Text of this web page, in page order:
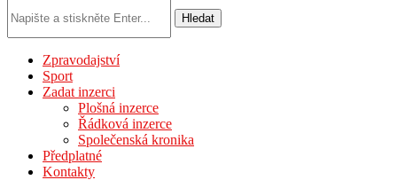
Hledat
Zpravodajství
Sport
Zadat inzerci
Plošná inzerce
Řádková inzerce
Společenská kronika
Předplatné
Kontakty